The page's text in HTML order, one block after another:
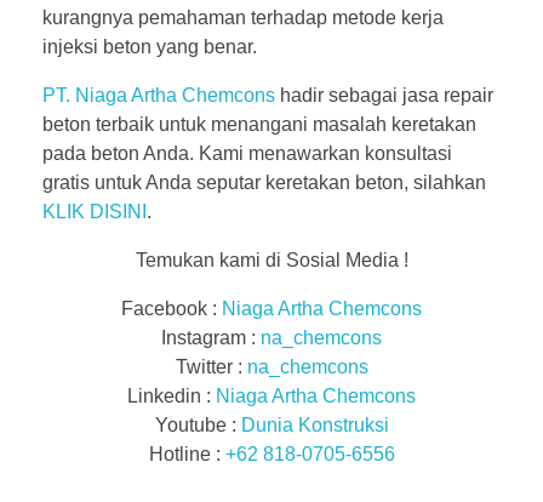
kurangnya pemahaman terhadap metode kerja
injeksi beton yang benar.
PT. Niaga Artha Chemcons hadir sebagai jasa repair
beton terbaik untuk menangani masalah keretakan
pada beton Anda. Kami menawarkan konsultasi
gratis untuk Anda seputar keretakan beton, silahkan
KLIK DISINI .
Temukan kami di Sosial Media !
Facebook : Niaga Artha Chemcons
Instagram : na_chemcons
Twitter : na_chemcons
Linkedin : Niaga Artha Chemcons
Youtube : Dunia Konstruksi
Hotline : +62 818-0705-6556